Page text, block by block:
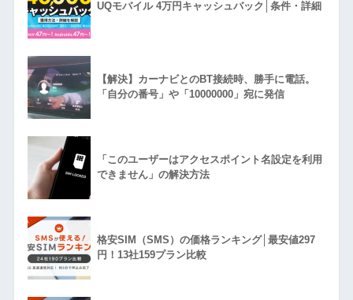
UQモバイル 4万円キャッシュバック│条件・詳細
【解決】カーナビとのBT接続時、勝手に電話。
「自分の番号」や「10000000」宛に発信
「このユーザーはアクセスポイント名設定を利用
できません」の解決方法
格安SIM（SMS）の価格ランキング│最安値297
円！13社159プラン比較